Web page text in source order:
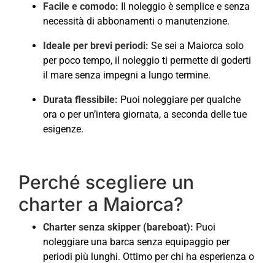
Facile e comodo: Il noleggio è semplice e senza
necessità di abbonamenti o manutenzione.
Ideale per brevi periodi: Se sei a Maiorca solo
per poco tempo, il noleggio ti permette di goderti
il mare senza impegni a lungo termine.
Durata flessibile: Puoi noleggiare per qualche
ora o per un’intera giornata, a seconda delle tue
esigenze.
Perché scegliere un
charter a Maiorca?
Charter senza skipper (bareboat): Puoi
noleggiare una barca senza equipaggio per
periodi più lunghi. Ottimo per chi ha esperienza o